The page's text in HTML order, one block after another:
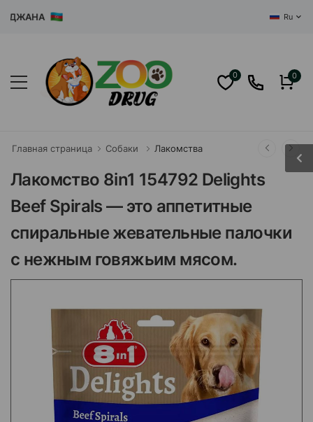
Ru
0 0
Главная страница Собаки Лакомства
Лакомство 8in1 154792 Delights
Beef Spirals — это аппетитные
спиральные жевательные палочки
с нежным говяжьим мясом.